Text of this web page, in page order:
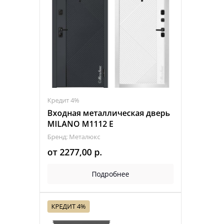
Кредит 4%
Входная металлическая дверь
MILANO M1112 Е
Бренд: Металюкс
от 2277,00 р.
Подробнее
КРЕДИТ 4%